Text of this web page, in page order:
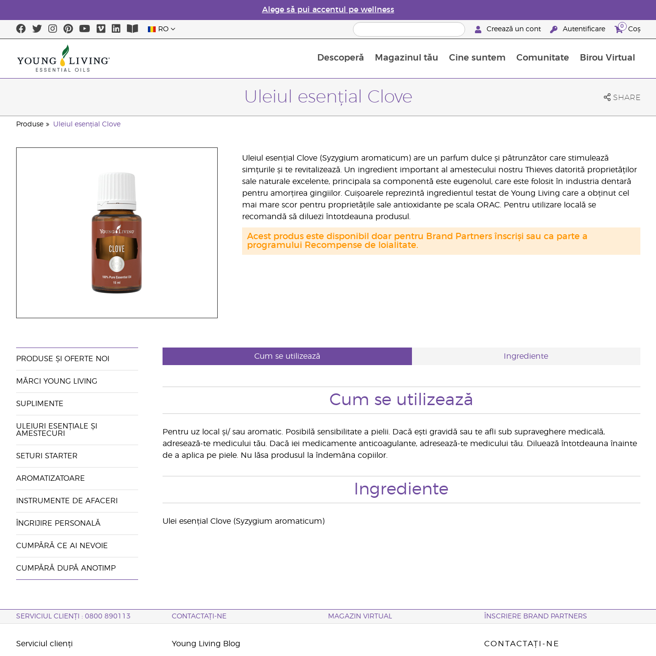
Alege să pui accentul pe wellness
RO Creează un cont Autentificare 0 Coș
Descoperă Magazinul tău Cine suntem Comunitate Birou Virtual
Uleiul esențial Clove SHARE
Produse Uleiul esențial Clove
Uleiul esențial Clove (Syzygium aromaticum) are un parfum dulce și pătrunzător care stimulează
simțurile și te revitalizează. Un ingredient important al amestecului nostru Thieves datorită proprietăților
sale naturale excelente, principala sa componentă este eugenolul, care este folosit în industria dentară
pentru amorțirea gingiilor. Cuișoarele reprezintă ingredientul testat de Young Living care a obținut cel
mai mare scor pentru proprietățile sale antioxidante pe scala ORAC. Pentru utilizare locală se
recomandă să diluezi întotdeauna produsul.
Acest produs este disponibil doar pentru Brand Partners înscriși sau ca parte a
programului Recompense de loialitate.
PRODUSE ȘI OFERTE NOI
MĂRCI YOUNG LIVING
SUPLIMENTE
ULEIURI ESENȚIALE ȘI
AMESTECURI
SETURI STARTER
AROMATIZATOARE
INSTRUMENTE DE AFACERI
ÎNGRIJIRE PERSONALĂ
CUMPĂRĂ CE AI NEVOIE
CUMPĂRĂ DUPĂ ANOTIMP
Cum se utilizează Ingrediente
Cum se utilizează
Pentru uz local și/ sau aromatic. Posibilă sensibilitate a pielii. Dacă ești gravidă sau te afli sub supraveghere medicală,
adresează-te medicului tău. Dacă iei medicamente anticoagulante, adresează-te medicului tău. Diluează întotdeauna înainte
de a aplica pe piele. Nu lăsa produsul la îndemâna copiilor.
Ingrediente
Ulei esențial Clove (Syzygium aromaticum)
SERVICIUL CLIENȚI : 0800 890113 CONTACTAȚI-NE MAGAZIN VIRTUAL ÎNSCRIERE BRAND PARTNERS
Serviciul clienți Young Living Blog CONTACTAȚI-NE